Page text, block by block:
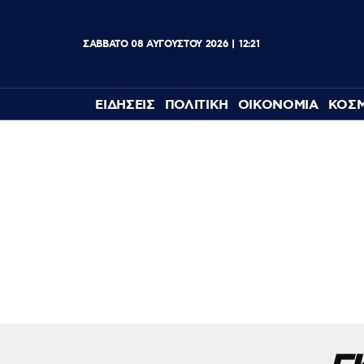
ΣΑΒΒΑΤΟ 08 ΑΥΓΟΥΣΤΟΥ 2026 12:21
ΕΙΔΗΣΕΙΣ ΠΟΛΙΤΙΚΗ ΟΙΚΟΝΟΜΙΑ